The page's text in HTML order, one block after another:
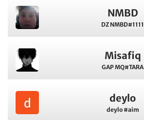
NMBD
DZ NMBD#1111
Misafiq
GAP MQ#TARA
deylo
deylo #aim